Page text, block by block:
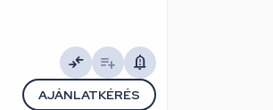
AJÁNLATKÉRÉS